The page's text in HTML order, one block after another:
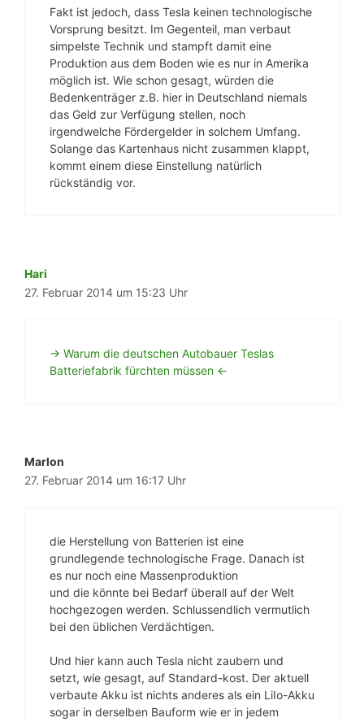
Fakt ist jedoch, dass Tesla keinen technologische
Vorsprung besitzt. Im Gegenteil, man verbaut
simpelste Technik und stampft damit eine
Produktion aus dem Boden wie es nur in Amerika
möglich ist. Wie schon gesagt, würden die
Bedenkenträger z.B. hier in Deutschland niemals
das Geld zur Verfügung stellen, noch
irgendwelche Fördergelder in solchem Umfang.
Solange das Kartenhaus nicht zusammen klappt,
kommt einem diese Einstellung natürlich
rückständig vor.
Hari
27. Februar 2014 um 15:23 Uhr
-> Warum die deutschen Autobauer Teslas
Batteriefabrik fürchten müssen <-
Marlon
27. Februar 2014 um 16:17 Uhr
die Herstellung von Batterien ist eine
grundlegende technologische Frage. Danach ist
es nur noch eine Massenproduktion
und die könnte bei Bedarf überall auf der Welt
hochgezogen werden. Schlussendlich vermutlich
bei den üblichen Verdächtigen.
Und hier kann auch Tesla nicht zaubern und
setzt, wie gesagt, auf Standard-kost. Der aktuell
verbaute Akku ist nichts anderes als ein LiIo-Akku
sogar in derselben Bauform wie er in jedem